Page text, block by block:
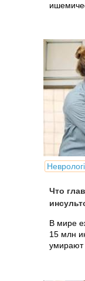
Что
В мире
15 млн
умирают